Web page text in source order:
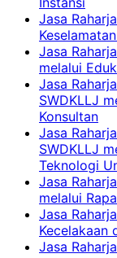
Jasa
Jasa
melalui
Jasa
SWDKLLJ
Konsultan
Jasa
SWDKLLJ
Teknologi
Jasa
melalui
Jasa
Kecelakaan
Jasa